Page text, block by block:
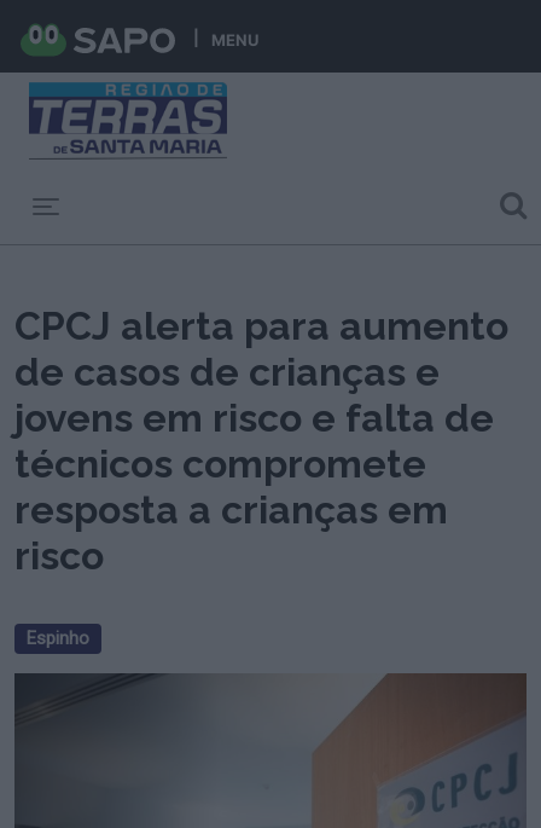
MENU
CPCJ alerta para aumento
de casos de crianças e
jovens em risco e falta de
técnicos compromete
resposta a crianças em
risco
Espinho